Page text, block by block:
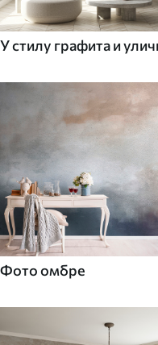
У стилу графита и
Фото омбре